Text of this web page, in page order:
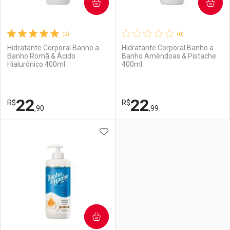
(2)
Hidratante Corporal Banho a
Banho Romã & Ácido
Hialurônico 400ml
R$22,90
COMPRAR
Laboratório
Por Menos
(0)
Hidratante Corporal Banho a
Banho Amêndoas & Pistache
400ml
R$22,99
COMPRAR
ADICIONAR AOS FAVORITOS
COMPRAR